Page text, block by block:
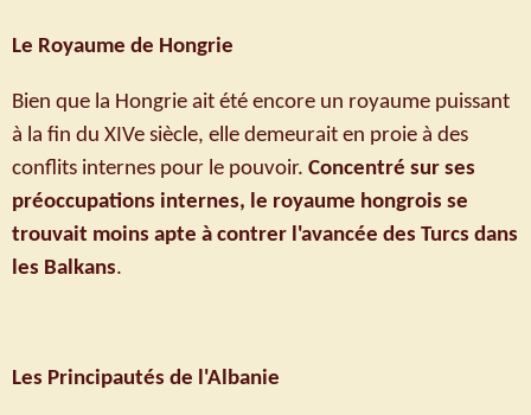
Le Royaume de Hongrie
Bien que la Hongrie ait été encore un royaume puissant
à la fin du XIVe siècle, elle demeurait en proie à des
conflits internes pour le pouvoir. Concentré sur ses
préoccupations internes, le royaume hongrois se
trouvait moins apte à contrer l'avancée des Turcs dans
les Balkans.
Les Principautés de l'Albanie